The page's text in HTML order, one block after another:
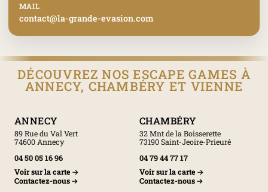
MAIL
contact@la-grande-evasion.com
DÉCOUVREZ NOS ESCAPE GAMES À
ANNECY, CHAMBÉRY ET VIENNE
ANNECY
89 Rue du Val Vert
74600 Annecy
04 50 05 16 96
Voir sur la carte
Contactez-nous
CHAMBÉRY
32 Mnt de la Boisserette
73190 Saint-Jeoire-Prieuré
04 79 44 77 17
Voir sur la carte
Contactez-nous